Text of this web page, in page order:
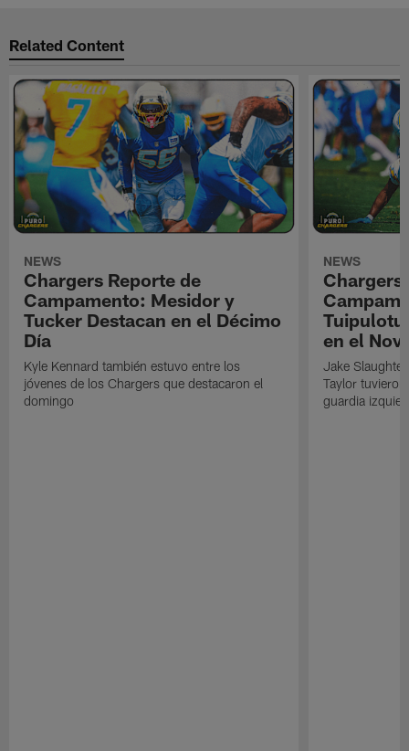
Related Content
NEWS
Chargers Reporte de
Campamento: Mesidor y
Tucker Destacan en el Décimo
Día
Kyle Kennard también estuvo entre los
jóvenes de los Chargers que destacaron el
domingo
NEWS
Chargers
Tuipulotu
en el
Jake
Taylor
guardia